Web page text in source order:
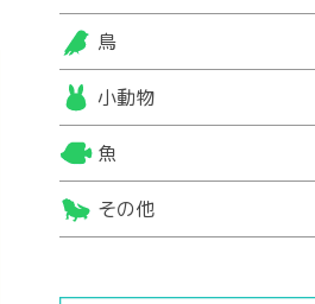
鳥
小動物
魚
その他